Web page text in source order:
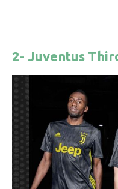
2- Juventus